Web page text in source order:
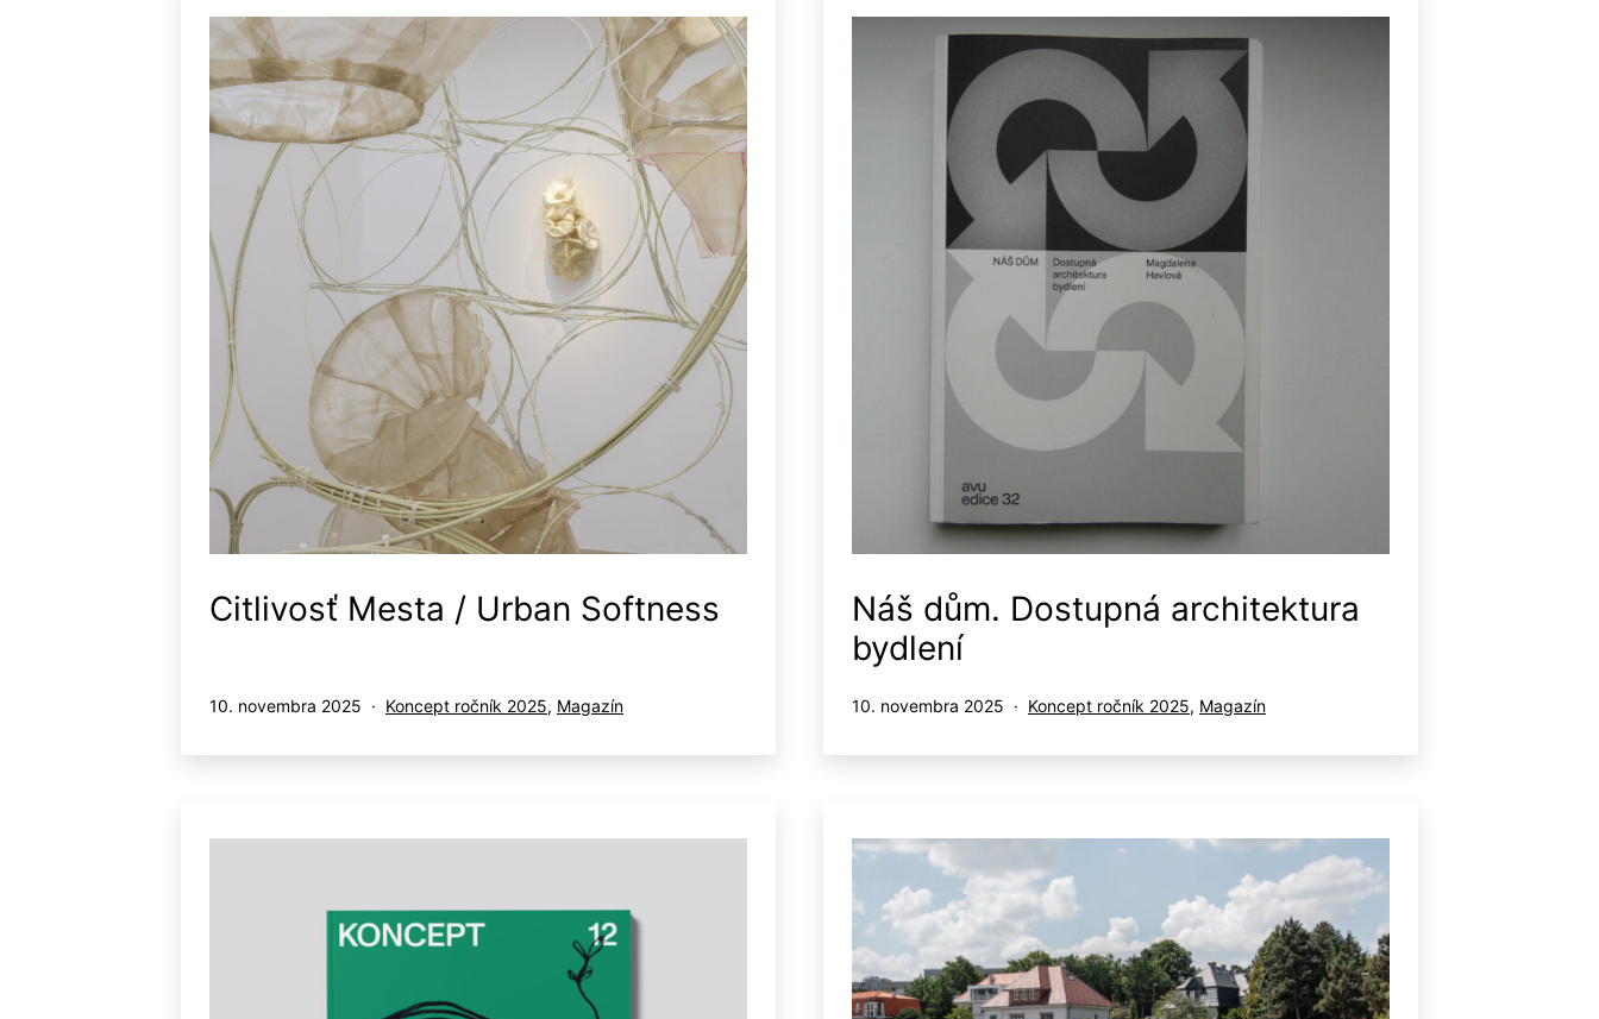
Citlivosť Mesta / Urban Softness
Publikované
10. novembra 2025
Kategorizované
Koncept ročník 2025, Magazín
Náš dům. Dostupná architektura
bydlení
Publikované
10. novembra 2025
Kategorizované
Koncept ročník 2025, Magazín